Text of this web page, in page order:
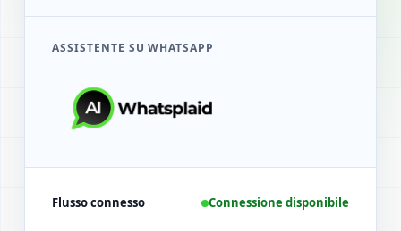
ASSISTENTE SU WHATSAPP
Flusso connesso Connessione disponibile